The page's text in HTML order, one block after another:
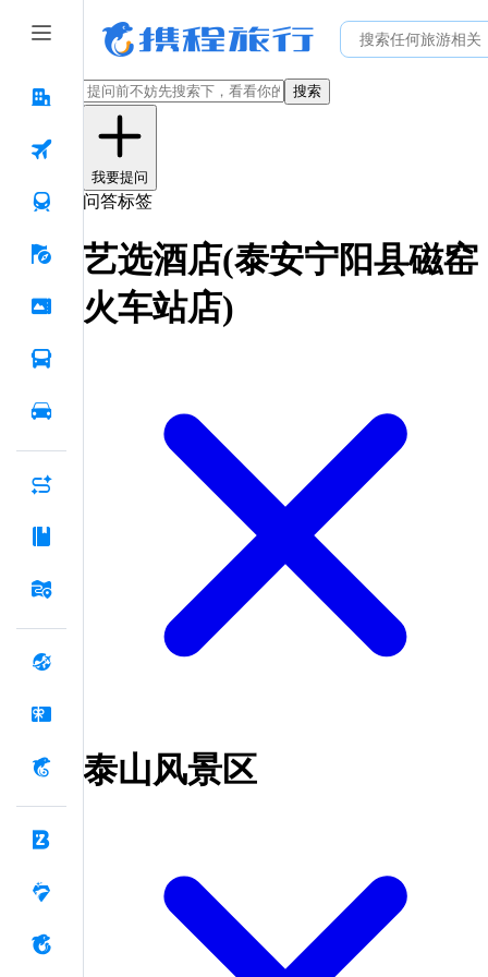
搜索
我要提问
问答标签
艺选酒店(泰安宁阳县磁窑
火车站店)
泰山风景区